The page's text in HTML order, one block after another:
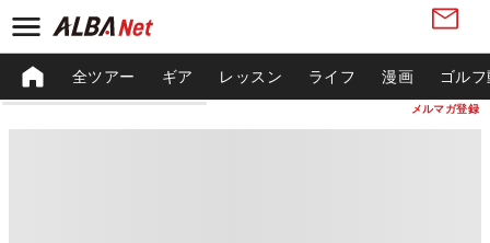
メルマガ登録
全ツアー ギア レッスン ライフ 漫画 ゴル